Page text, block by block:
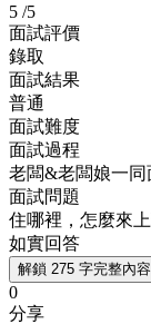
5 /5
面試評價
錄取
面試結果
普通
面試難度
面試過程
老闆&老闆娘一同
面試問題
住哪裡，怎麼來
如實回答
解鎖 275 字完整內容
0
分享